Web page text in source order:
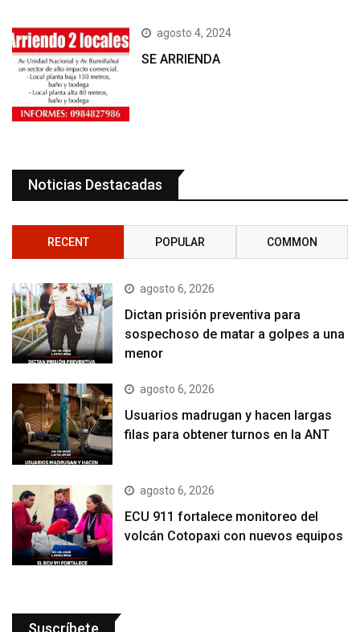
agosto 4, 2024
SE ARRIENDA
Noticias Destacadas
RECENT POPULAR COMMON
agosto 6, 2026
Dictan prisión preventiva para
sospechoso de matar a golpes a una
menor
agosto 6, 2026
Usuarios madrugan y hacen largas
filas para obtener turnos en la ANT
agosto 6, 2026
ECU 911 fortalece monitoreo del
volcán Cotopaxi con nuevos equipos
Suscríbete